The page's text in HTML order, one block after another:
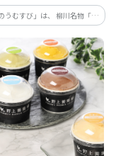
うむすび」は、 柳川名物「鰻
し」を贅沢なおむすびにしま
亭御花の秘伝のタレを絡めたご
楽しい具材と香ばしい鰻が合
ります。 ぜひご賞味ください
ませ。